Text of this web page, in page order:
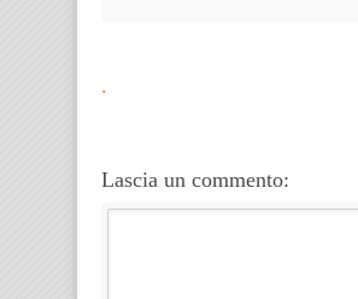
.
Lascia un commento: